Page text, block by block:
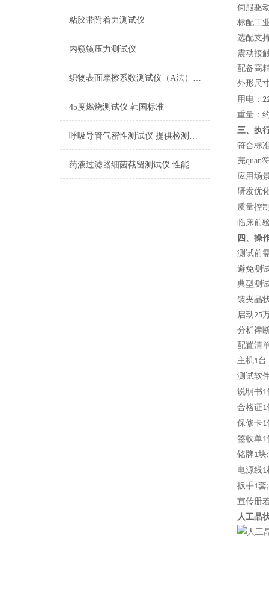
粘胶带附着力测试仪
内窥镜压力测试仪
织物表面摩擦系数测试仪（A法） 检测准确
45度燃烧测试仪 韩国标准
呼吸导管气密性测试仪 提供检测方案
药液过滤器细菌截留测试仪 性能稳定
伺服驱
标配工
选配支
震动接
配备高
外形尺
用电：
重量：
三、执
符合标
完quan
应用场
研发优
质量控
临床前
四、操
测试前
避免测
典型测
装夹晶
启动25
分析襻
配置清
主机1台
测试软
说明书1
合格证1
保修卡1
签收单1
铭牌1块;
电源线1
扳手1套;
宣传册
人工晶